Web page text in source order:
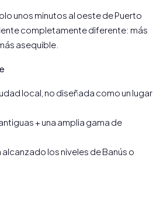
unos minutos al oeste de Puerto
completamente diferente: más
asequible.
local, no diseñada como un lugar
+ una amplia gama de
alcanzado los niveles de Banús o